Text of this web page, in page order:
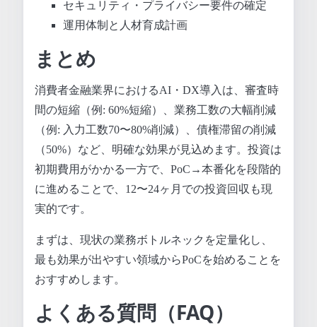
セキュリティ・プライバシー要件の確定
運用体制と人材育成計画
まとめ
消費者金融業界におけるAI・DX導入は、審査時
間の短縮（例: 60%短縮）、業務工数の大幅削減
（例: 入力工数70〜80%削減）、債権滞留の削減
（50%）など、明確な効果が見込めます。投資は
初期費用がかかる一方で、PoC→本番化を段階的
に進めることで、12〜24ヶ月での投資回収も現
実的です。
まずは、現状の業務ボトルネックを定量化し、
最も効果が出やすい領域からPoCを始めることを
おすすめします。
よくある質問（FAQ）